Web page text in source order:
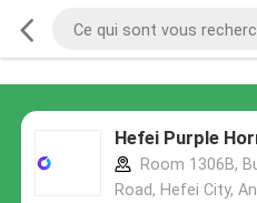
Hefei Purple
Room 1306B,
Road, Hefei City,